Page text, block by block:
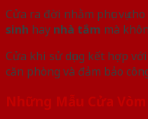
Cửa ra đời nhằm phục vụ
sinh hay nhà tắm mà
Cửa khi sử dụng kết hợp
căn phòng và đảm bảo
Những Mẫu Cửa